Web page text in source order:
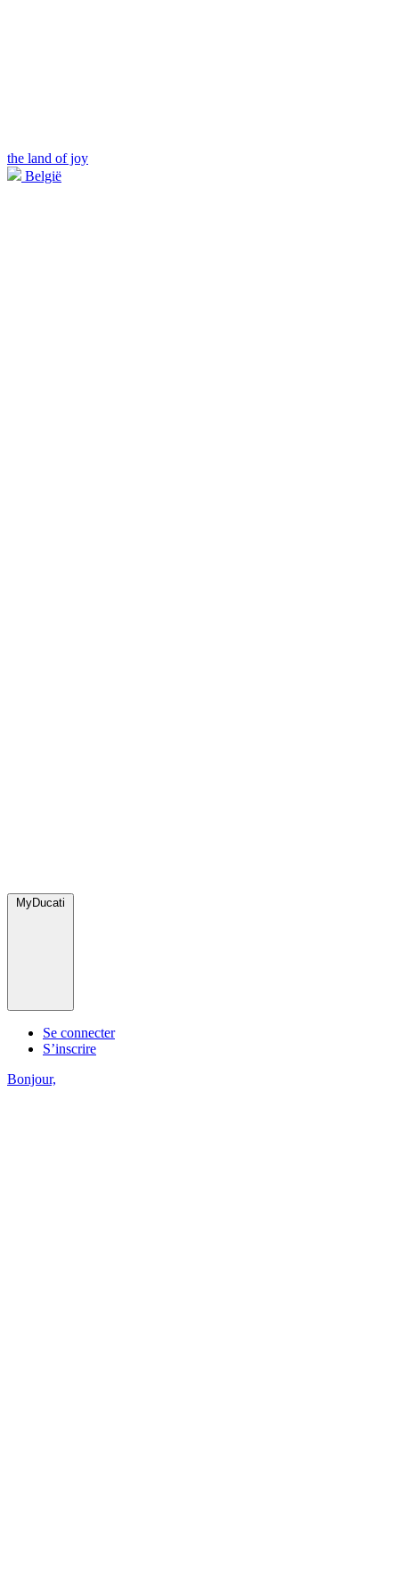
the land of joy
België
MyDucati
Se connecter
S’inscrire
Bonjour,